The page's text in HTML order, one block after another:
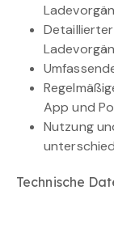
App und
Nutzung
Technische